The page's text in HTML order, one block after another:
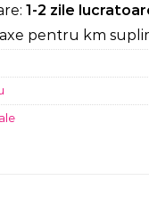
1-2 zile
pentru km